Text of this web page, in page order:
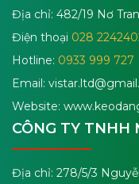
Địa chỉ: 482/19 Nơ
Điện thoại 028
Hotline: 0933 999 727
Email:
Website:
CÔNG TY TNHH
Địa chỉ: 278/5/3